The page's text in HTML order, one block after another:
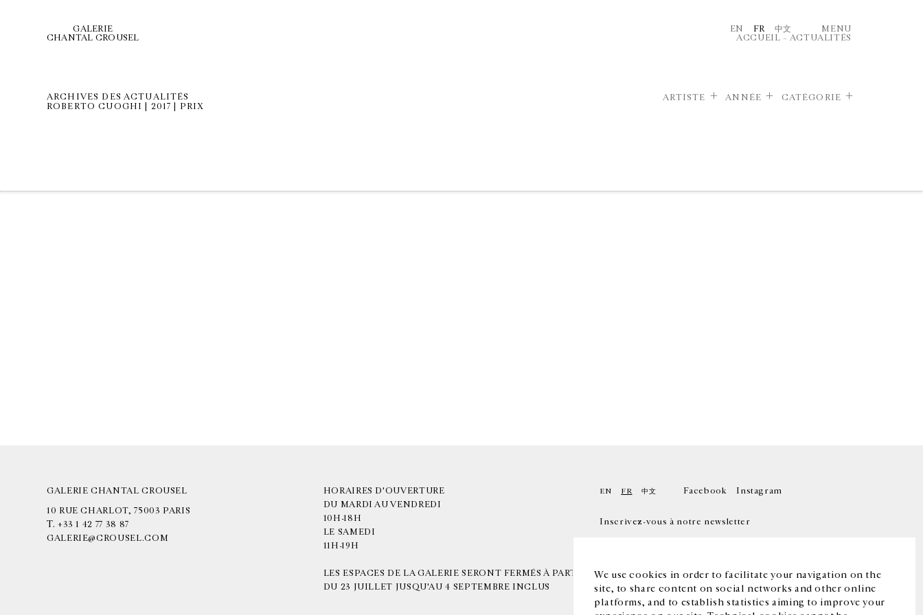
We use cookies in order to facilitate your navigation on the
site, to share content on social networks and other online
platforms, and to establish statistics aiming to improve your
GALERIE
CHANTAL CROUSEL
EN FR 中文
MENU
ACCUEIL – ACTUALITÉS
ARCHIVES DES ACTUALITÉS
ROBERTO CUOGHI | 2017 | PRIX
ARTISTE ANNÉE CATÉGORIE
GALERIE CHANTAL CROUSEL
10 RUE CHARLOT, 75003 PARIS
T. +33 1 42 77 38 87
GALERIE@CROUSEL.COM
HORAIRES D'OUVERTURE
DU MARDI AU VENDREDI
10H-18H
LE SAMEDI
11H-19H
LES ESPACES DE LA GALERIE SERONT FERMÉS À PARTIR
DU 23 JUILLET JUSQU'AU 4 SEPTEMBRE INCLUS
EN FR 中文 Facebook Instagram
Inscrivez-vous à notre newsletter